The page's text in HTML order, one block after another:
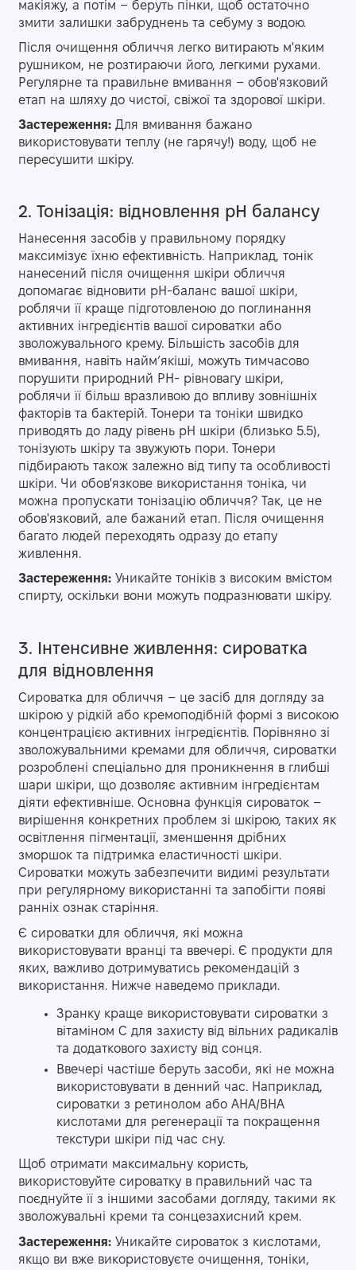
макіяжу, а потім – беруть пінки, щоб остаточно
змити залишки забруднень та себуму з водою.
Після очищення обличчя легко витирають м'яким
рушником, не розтираючи його, легкими рухами.
Регулярне та правильне вмивання – обов'язковий
етап на шляху до чистої, свіжої та здорової шкіри.
Застереження:Для вмивання бажано
використовувати теплу (не гарячу!) воду, щоб не
пересушити шкіру.
2. Тонізація: відновлення pH балансу
Нанесення засобів у правильному порядку
максимізує їхню ефективність. Наприклад, тонік
нанесений після очищення шкіри обличчя
допомагає відновити pH-баланс вашої шкіри,
роблячи її краще підготовленою до поглинання
активних інгредієнтів вашої сироватки або
зволожувального крему. Більшість засобів для
вмивання, навіть найм’якіші, можуть тимчасово
порушити природний PH- рівновагу шкіри,
роблячи її більш вразливою до впливу зовнішніх
факторів та бактерій. Тонери та тоніки швидко
приводять до ладу рівень pH шкіри (близько 5.5),
тонізують шкіру та звужують пори. Тонери
підбирають також залежно від типу та особливості
шкіри. Чи обов'язкове використання тоніка, чи
можна пропускати тонізацію обличчя? Так, це не
обов'язковий, але бажаний етап. Після очищення
багато людей переходять одразу до етапу
живлення.
Застереження:Уникайте тоніків з високим вмістом
спирту, оскільки вони можуть подразнювати шкіру.
3. Інтенсивне живлення: сироватка
для відновлення
Сироватка для обличчя – це засіб для догляду за
шкірою у рідкій або кремоподібній формі з високою
концентрацією активних інгредієнтів. Порівняно зі
зволожувальними кремами для обличчя, сироватки
розроблені спеціально для проникнення в глибші
шари шкіри, що дозволяє активним інгредієнтам
діяти ефективніше. Основна функція сироваток –
вирішення конкретних проблем зі шкірою, таких як
освітлення пігментації, зменшення дрібних
зморшок та підтримка еластичності шкіри.
Сироватки можуть забезпечити видимі результати
при регулярному використанні та запобігти появі
ранніх ознак старіння.
Є сироватки для обличчя, які можна
використовувати вранці та ввечері. Є продукти для
яких, важливо дотримуватись рекомендацій з
використання. Нижче наведемо приклади.
Зранкукраще використовувати сироватки з
вітаміном C для захисту від вільних радикалів
та додаткового захисту від сонця.
Ввечері частіше беруть засоби, які не можна
використовувати в денний час. Наприклад,
сироватки з ретинолом або AHA/BHA
кислотами для регенерації та покращення
текстури шкіри під час сну.
Щоб отримати максимальну користь,
використовуйте сироватку в правильний час та
поєднуйте її з іншими засобами догляду, такими як
зволожувальні креми та сонцезахисний крем.
Застереження:Уникайте сироваток з кислотами,
якщо ви вже використовуєте очищення, тоніки,